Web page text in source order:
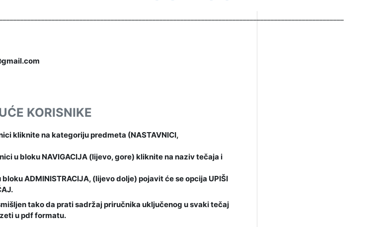
KORISNIKE
kliknite na kategoriju predmeta (NASTAVNICI,
u bloku NAVIGACIJA (lijevo, gore) kliknite na naziv tečaja i
ADMINISTRACIJA, (lijevo dolje) pojavit će se opcija UPIŠI
tako da prati sadržaj priručnika uključenog u svaki tečaj
u pdf formatu.